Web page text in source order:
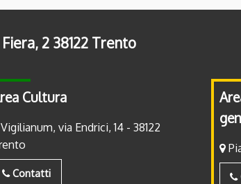
2 38122 Trento
Cultura
Vigilianum, via Endrici, 14 - 38122
Contatti